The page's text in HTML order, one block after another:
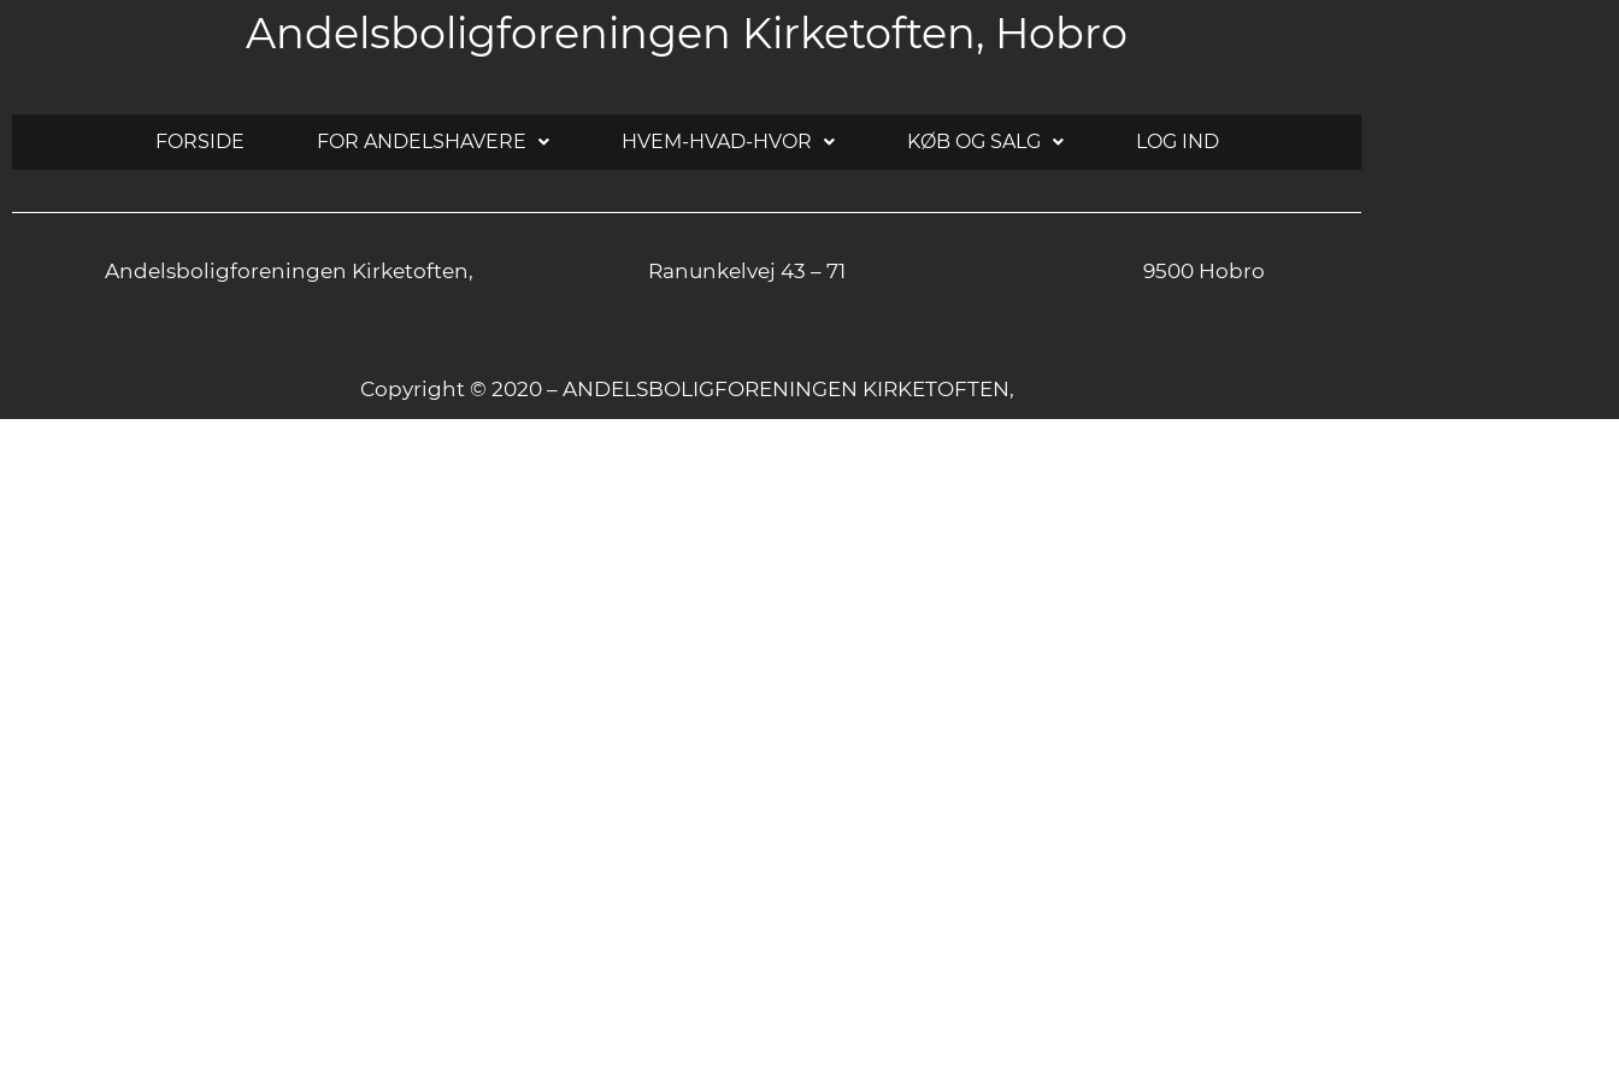
Andelsboligforeningen Kirketoften, Hobro
FORSIDE FOR ANDELSHAVERE HVEM-HVAD-HVOR KØB OG SALG LOG IND
Andelsboligforeningen Kirketoften, Ranunkelvej 43 – 71 9500 Hobro
Copyright © 2020 – ANDELSBOLIGFORENINGEN KIRKETOFTEN,